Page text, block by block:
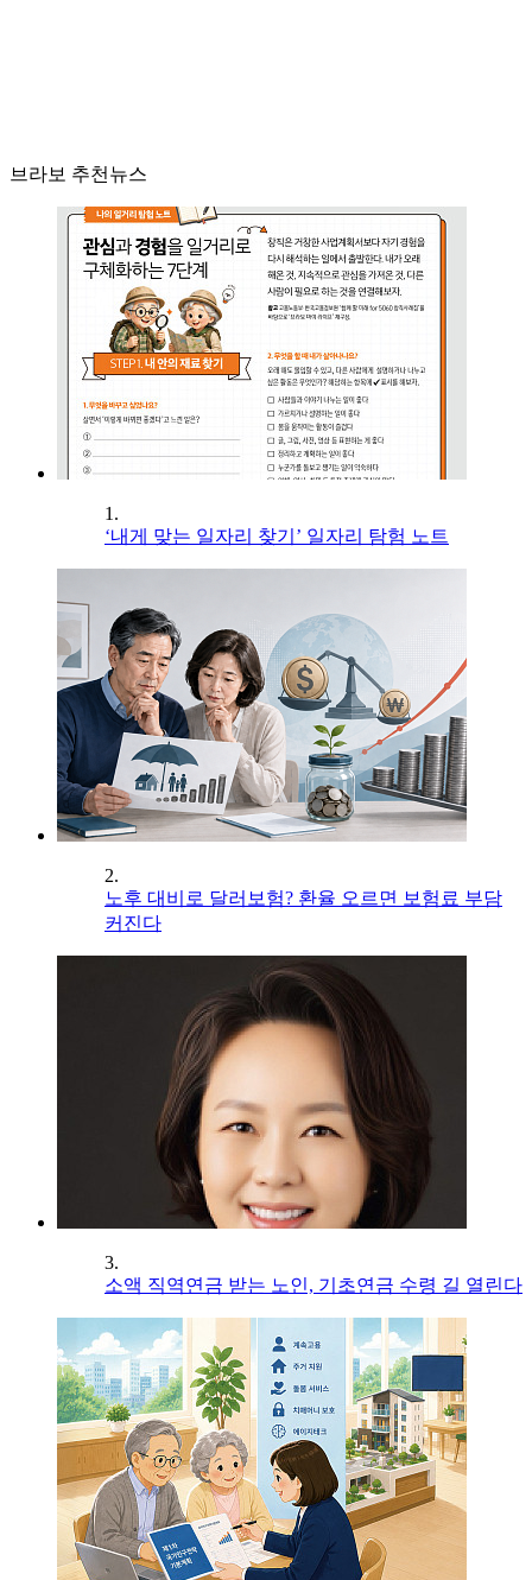
브라보 추천뉴스
1.
‘내게 맞는 일자리 찾기’ 일자리 탐험 노트
2.
노후 대비로 달러보험? 환율 오르면 보험료 부담
커진다
3.
소액 직역연금 받는 노인, 기초연금 수령 길 열린다